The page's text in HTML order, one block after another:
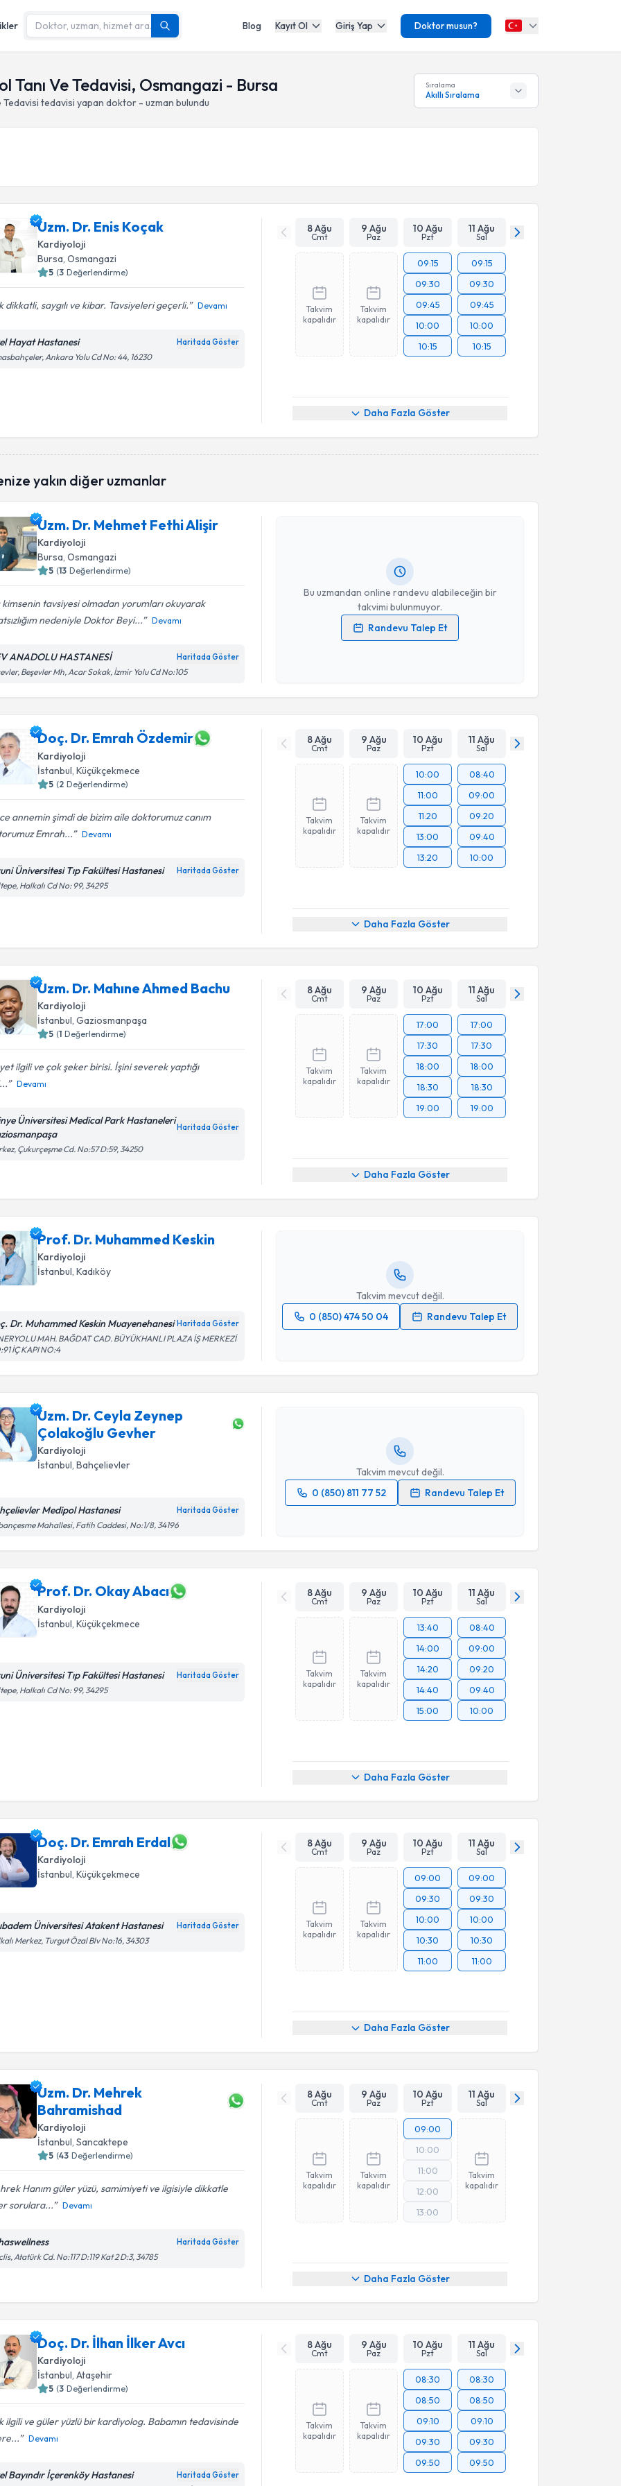
Blog Kayıt Ol Giriş Yap Doktor musun?
Tanı Ve Tedavisi, Osmangazi - Bursa
Tedavisi tedavisi yapan doktor - uzman bulundu
Sıralama
Akıllı Sıralama
Uzm. Dr. Enis Koçak
Kardiyoloji
Bursa, Osmangazi
5 (3 Değerlendirme)
dikkatli, saygılı ve kibar. Tavsiyeleri geçerli. Devamı
Hayat Hastanesi Haritada Göster
Ankara Yolu Cd No: 44, 16230
8 Ağu
Cmt
9 Ağu
Paz
10 Ağu
Pzt
11 Ağu
Sal
Takvim
kapalıdır
Takvim
kapalıdır
09:15
09:30
09:45
10:00
10:15
09:15
09:30
09:45
10:00
10:15
Daha Fazla Göster
yakın diğer uzmanlar
Uzm. Dr. Mehmet Fethi Alişir
Kardiyoloji
Bursa , Osmangazi
5 (13 Değerlendirme)
kimsenin tavsiyesi olmadan yorumları okuyarak
nedeniyle Doktor Beyi...
Devamı
ANADOLU HASTANESİ Haritada Göster
Beşevler Mh, Acar Sokak, İzmir Yolu Cd No:105
Bu uzmandan online randevu alabileceğin bir
takvimi bulunmuyor.
Randevu Talep Et
Uzm. Dr. Mehmet Fethi Alişir
Kişisel verilerimin işlenmesine ilişkinAydınlatma Metni
Takvim Talebini Gönder
Doç. Dr. Emrah Özdemir
Kardiyoloji
İstanbul , Küçükçekmece
5 (2 Değerlendirme)
annemin şimdi de bizim aile doktorumuz canım
Emrah...
Devamı
Üniversitesi Tıp Fakültesi Hastanesi Haritada Göster
Halkalı Cd No: 99, 34295
8 Ağu
Cmt
9 Ağu
Paz
10 Ağu
Pzt
11 Ağu
Sal
Takvim
kapalıdır
Takvim
kapalıdır
10:00
11:00
11:20
13:00
13:20
08:40
09:00
09:20
09:40
10:00
Daha Fazla Göster
Uzm. Dr. Mahıne Ahmed Bachu
Kardiyoloji
İstanbul, Gaziosmanpaşa
5 (1 Değerlendirme)
ilgili ve çok şeker birisi. İşini severek yaptığı
Devamı
Üniversitesi Medical Park Hastaneleri
Haritada Göster
Çukurçeşme Cd. No:57 D:59, 34250
8 Ağu
Cmt
9 Ağu
Paz
10 Ağu
Pzt
11 Ağu
Sal
Takvim
kapalıdır
Takvim
kapalıdır
17:00
17:30
18:00
18:30
19:00
17:00
17:30
18:00
18:30
19:00
Daha Fazla Göster
Prof. Dr. Muhammed Keskin
Kardiyoloji
İstanbul , Kadıköy
Dr. Muhammed Keskin Muayenehanesi Haritada Göster
MAH. BAĞDAT CAD. BÜYÜKHANLI PLAZA İŞ MERKEZİ
İÇ KAPI NO:4
Takvim mevcut değil.
0 (850) 474 50 04
Randevu Talep Et
Randevu Takvimi Talebi
Prof. Dr. Muhammed Keskiniçin randevu takvimi talebi
oluşturun. Size bu uzmandan randevu almanız için bir takvim
Uzm. Dr. Ceyla Zeynep
Çolakoğlu Gevher
Kardiyoloji
İstanbul , Bahçelievler
Medipol Hastanesi Haritada Göster
Mahallesi, Fatih Caddesi, No:1/8, 34196
Takvim mevcut değil.
0 (850) 811 77 52
Randevu Talep Et
Uzm. Dr. Ceyla Zeynep Çolakoğlu Gevheriçin randevu
takvimi talebi oluşturun. Size bu uzmandan randevu almanız için
Prof. Dr. Okay Abacı
Kardiyoloji
İstanbul , Küçükçekmece
Üniversitesi Tıp Fakültesi Hastanesi Haritada Göster
Halkalı Cd No: 99, 34295
8 Ağu
Cmt
9 Ağu
Paz
10 Ağu
Pzt
11 Ağu
Sal
Takvim
kapalıdır
Takvim
kapalıdır
13:40
14:00
14:20
14:40
15:00
08:40
09:00
09:20
09:40
10:00
Daha Fazla Göster
Doç. Dr. Emrah Erdal
Kardiyoloji
İstanbul, Küçükçekmece
Üniversitesi Atakent Hastanesi Haritada Göster
Merkez, Turgut Özal Blv No:16, 34303
8 Ağu
Cmt
9 Ağu
Paz
10 Ağu
Pzt
11 Ağu
Sal
Takvim
kapalıdır
Takvim
kapalıdır
09:00
09:30
10:00
10:30
11:00
09:00
09:30
10:00
10:30
11:00
Daha Fazla Göster
Uzm. Dr. Mehrek
Bahramishad
Kardiyoloji
İstanbul , Sancaktepe
5 (43 Değerlendirme)
Hanım güler yüzü, samimiyeti ve ilgisiyle dikkatle
sorulara...
Devamı
Haritada Göster
Atatürk Cd. No:117 D:119 Kat 2 D:3, 34785
8 Ağu
Cmt
9 Ağu
Paz
10 Ağu
Pzt
11 Ağu
Sal
Takvim
kapalıdır
Takvim
kapalıdır
09:00
10:00
11:00
12:00
13:00
Takvim
kapalıdır
Daha Fazla Göster
Doç. Dr. İlhan İlker Avcı
Kardiyoloji
İstanbul, Ataşehir
5 (3 Değerlendirme)
ilgili ve güler yüzlü bir kardiyolog. Babamın tedavisinde
Devamı
Bayındır İçerenköy Hastanesi Haritada Göster
8 Ağu
Cmt
9 Ağu
Paz
10 Ağu
Pzt
11 Ağu
Sal
Takvim
kapalıdır
Takvim
kapalıdır
08:30
08:50
09:10
09:30
09:50
08:30
08:50
09:10
09:30
09:50